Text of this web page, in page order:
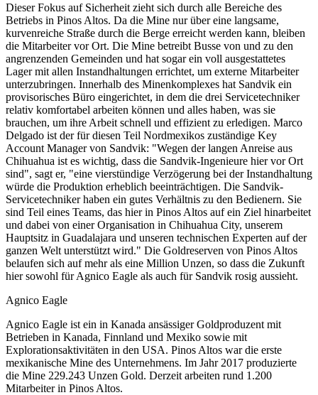
Dieser Fokus auf Sicherheit zieht sich durch alle Bereiche des
Betriebs in Pinos Altos. Da die Mine nur über eine langsame,
kurvenreiche Straße durch die Berge erreicht werden kann, bleiben
die Mitarbeiter vor Ort. Die Mine betreibt Busse von und zu den
angrenzenden Gemeinden und hat sogar ein voll ausgestattetes
Lager mit allen Instandhaltungen errichtet, um externe Mitarbeiter
unterzubringen. Innerhalb des Minenkomplexes hat Sandvik ein
provisorisches Büro eingerichtet, in dem die drei Servicetechniker
relativ komfortabel arbeiten können und alles haben, was sie
brauchen, um ihre Arbeit schnell und effizient zu erledigen. Marco
Delgado ist der für diesen Teil Nordmexikos zuständige Key
Account Manager von Sandvik: "Wegen der langen Anreise aus
Chihuahua ist es wichtig, dass die Sandvik-Ingenieure hier vor Ort
sind", sagt er, "eine vierstündige Verzögerung bei der Instandhaltung
würde die Produktion erheblich beeinträchtigen. Die Sandvik-
Servicetechniker haben ein gutes Verhältnis zu den Bedienern. Sie
sind Teil eines Teams, das hier in Pinos Altos auf ein Ziel hinarbeitet
und dabei von einer Organisation in Chihuahua City, unserem
Hauptsitz in Guadalajara und unseren technischen Experten auf der
ganzen Welt unterstützt wird." Die Goldreserven von Pinos Altos
belaufen sich auf mehr als eine Million Unzen, so dass die Zukunft
hier sowohl für Agnico Eagle als auch für Sandvik rosig aussieht.
Agnico Eagle
Agnico Eagle ist ein in Kanada ansässiger Goldproduzent mit
Betrieben in Kanada, Finnland und Mexiko sowie mit
Explorationsaktivitäten in den USA. Pinos Altos war die erste
mexikanische Mine des Unternehmens. Im Jahr 2017 produzierte
die Mine 229.243 Unzen Gold. Derzeit arbeiten rund 1.200
Mitarbeiter in Pinos Altos.